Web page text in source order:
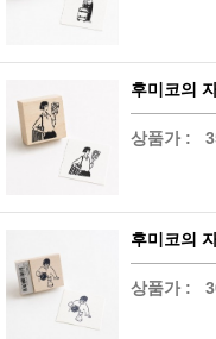
후미코의
상품가 :
후미코의
상품가 :